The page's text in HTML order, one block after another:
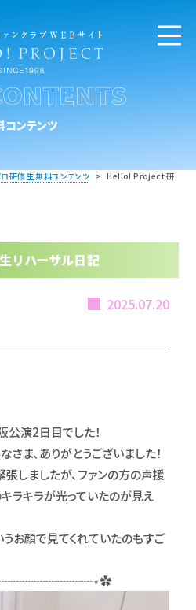
コンテンツ
研修生 無料コンテンツ > Hello! Project 研
ハーサル日記
2025.07.20
公演2日目でした！
ま、ありがとうございました！
しましたが、ファンの方の声援
キラキラが光っていたのが見え
お顔で見てくれていたのもすご